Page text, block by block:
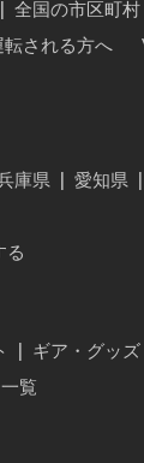
全国の市区町村
転される方へ
庫県 愛知県
る
ギア・グッズ
覧